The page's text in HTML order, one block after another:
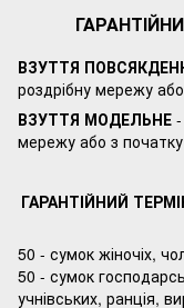
ВЗУТТЯ
роздрібну мережу
ВЗУТТЯ МОДЕЛЬНЕ
мережу або з
ГАРАНТІЙНИЙ
50 - сумок жіночіх,
50 - сумок
учнівських, ранція,